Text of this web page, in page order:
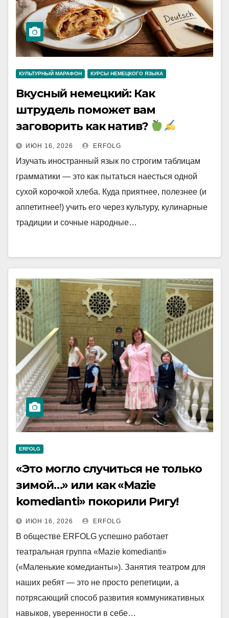
КУЛЬТУРНЫЙ МАРАФОН КУРСЫ НЕМЕЦКОГО ЯЗЫКА
Вкусный немецкий: Как
штрудель поможет вам
заговорить как натив?
ИЮН 16, 2026 ERFOLG
Изучать иностранный язык по строгим таблицам
грамматики — это как пытаться наесться одной
сухой корочкой хлеба. Куда приятнее, полезнее (и
аппетитнее!) учить его через культуру, кулинарные
традиции и сочные народные…
ERFOLG
«Это могло случиться не только
зимой…» или как «Mazie
komedianti» покорили Ригу!
ИЮН 16, 2026 ERFOLG
В обществе ERFOLG успешно работает
театральная группа «Mazie komedianti»
(«Маленькие комедианты»). Занятия театром для
наших ребят — это не просто репетиции, а
потрясающий способ развития коммуникативных
навыков, уверенности в себе…